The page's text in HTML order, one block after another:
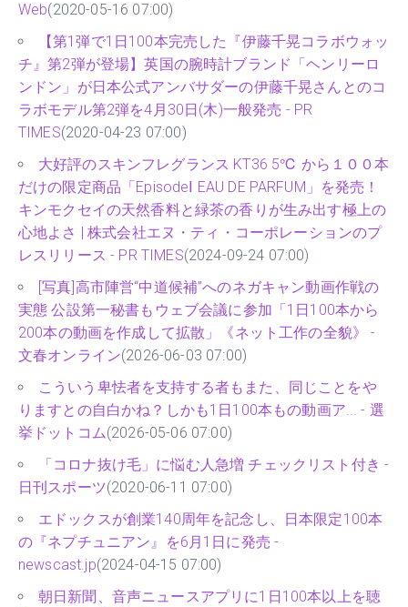
Web(2020-05-16 07:00)
【第1弾で1日100本完売した『伊藤千晃コラボウォッ
チ』第2弾が登場】英国の腕時計ブランド「ヘンリーロ
ンドン」が日本公式アンバサダーの伊藤千晃さんとのコ
ラボモデル第2弾を4月30日(木)一般発売 - PR
TIMES(2020-04-23 07:00)
大好評のスキンフレグランス KT36 5℃ から１００本
だけの限定商品「EpisodeⅠ EAU DE PARFUM」を発売！
キンモクセイの天然香料と緑茶の香りが生み出す極上の
心地よさ | 株式会社エヌ・ティ・コーポレーションのプ
レスリリース - PR TIMES(2024-09-24 07:00)
[写真]高市陣営“中道候補”へのネガキャン動画作戦の
実態 公設第一秘書もウェブ会議に参加「1日100本から
200本の動画を作成して拡散」《ネット工作の全貌》 -
文春オンライン(2026-06-03 07:00)
こういう卑怯者を支持する者もまた、同じことをや
りますとの自白かね？しかも1日100本もの動画ア... - 選
挙ドットコム(2026-05-06 07:00)
「コロナ抜け毛」に悩む人急増 チェックリスト付き -
日刊スポーツ(2020-06-11 07:00)
エドックスが創業140周年を記念し、日本限定100本
の『ネプチュニアン』を6月1日に発売 -
newscast.jp(2024-04-15 07:00)
朝日新聞、音声ニュースアプリに1日100本以上を聴